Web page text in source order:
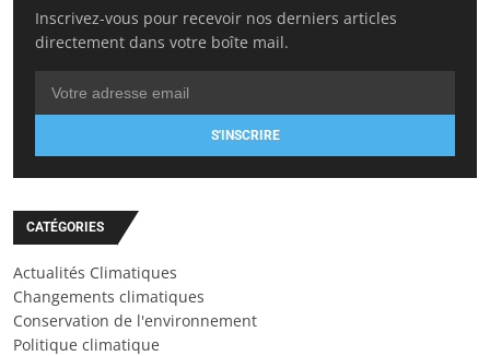
Inscrivez-vous pour recevoir nos derniers articles
directement dans votre boîte mail.
S'INSCRIRE
CATÉGORIES
Actualités Climatiques
Changements climatiques
Conservation de l'environnement
Politique climatique